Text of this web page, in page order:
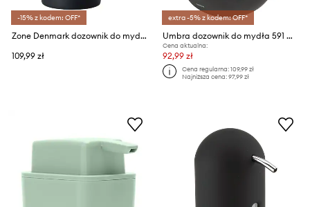
-15% z kodem: OFF*
Zone Denmark dozownik do mydła
109,99 zł
extra -5% z kodem: OFF*
Umbra dozownik do mydła 591 ml
Cena aktualna:
92,99 zł
Cena regularna:109,99 zł
Najniższa cena:97,99 zł